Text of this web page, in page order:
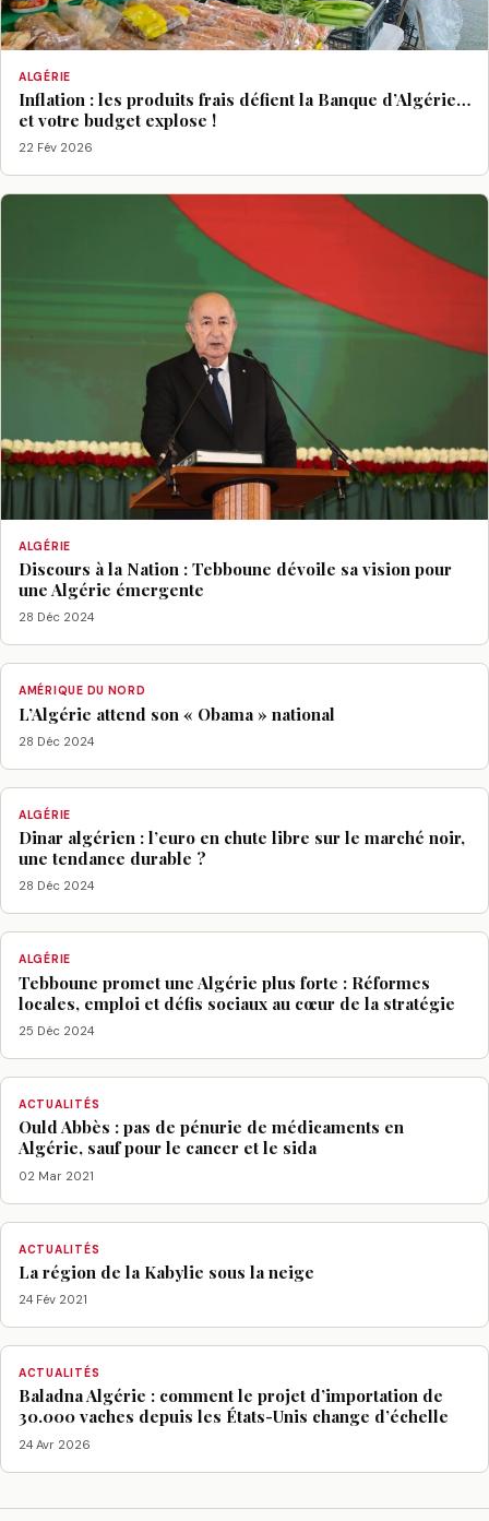
ALGÉRIE
Inflation : les produits frais défient la Banque d’Algérie…
et votre budget explose !
22 Fév 2026
ALGÉRIE
Discours à la Nation : Tebboune dévoile sa vision pour
une Algérie émergente
28 Déc 2024
AMÉRIQUE DU NORD
L’Algérie attend son « Obama » national
28 Déc 2024
ALGÉRIE
Dinar algérien : l’euro en chute libre sur le marché noir,
une tendance durable ?
28 Déc 2024
ALGÉRIE
Tebboune promet une Algérie plus forte : Réformes
locales, emploi et défis sociaux au cœur de la stratégie
25 Déc 2024
ACTUALITÉS
Ould Abbès : pas de pénurie de médicaments en
Algérie, sauf pour le cancer et le sida
02 Mar 2021
ACTUALITÉS
La région de la Kabylie sous la neige
24 Fév 2021
ACTUALITÉS
Baladna Algérie : comment le projet d’importation de
30.000 vaches depuis les États-Unis change d’échelle
24 Avr 2026